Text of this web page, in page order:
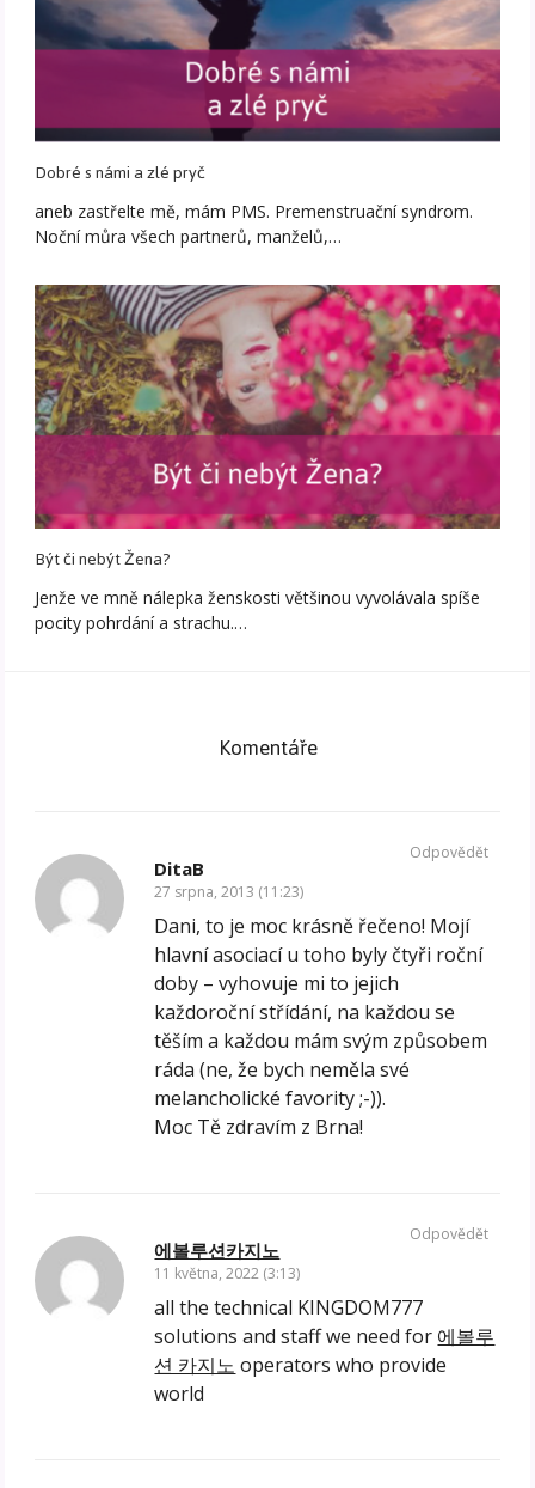
Dobré s námi a zlé pryč
aneb zastřelte mě, mám PMS. Premenstruační syndrom.
Noční můra všech partnerů, manželů,…
Být či nebýt Žena?
Jenže ve mně nálepka ženskosti většinou vyvolávala spíše
pocity pohrdání a strachu.…
Komentáře
DitaB
27 srpna, 2013 (11:23)
Dani, to je moc krásně řečeno! Mojí
hlavní asociací u toho byly čtyři roční
doby – vyhovuje mi to jejich
každoroční střídání, na každou se
těším a každou mám svým způsobem
ráda (ne, že bych neměla své
melancholické favority ;-)).
Moc Tě zdravím z Brna!
Odpovědět
에볼루션카지노
11 května, 2022 (3:13)
all the technical KINGDOM777
solutions and staff we need for 에볼루
션 카지노 operators who provide
world
Odpovědět